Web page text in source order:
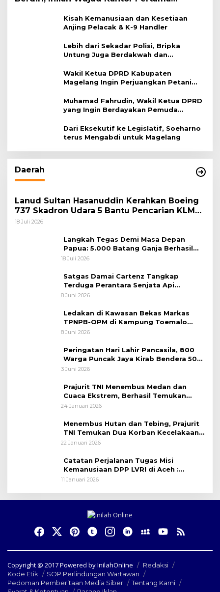
Kisah Kemanusiaan dan Kesetiaan
Anjing Pelacak & K-9 Handler
Lebih dari Sekadar Polisi, Bripka
Untung Juga Berdakwah dan
Wakil Ketua DPRD Kabupaten
Magelang Ingin Perjuangkan Petani
Muhamad Fahrudin, Wakil Ketua DPRD
yang Ingin Berdayakan Pemuda
Dari Eksekutif ke Legislatif, Soeharno
terus Mengabdi untuk Magelang
Daerah
Lanud Sultan Hasanuddin Kerahkan Boeing
737 Skadron Udara 5 Bantu Pencarian KLM
Nurul Salsa di Perairan Selayar
18 Juli 2026
Langkah Tegas Demi Masa Depan
Papua: 5.000 Batang Ganja Berhasil
Diungkap Koops TNI Habema
18 Juli 2026
Satgas Damai Cartenz Tangkap
Terduga Perantara Senjata Api
Jaringan KKB di Sarmi
8 Juni 2026
Ledakan di Kawasan Bekas Markas
TPNPB-OPM di Kampung Toemalo
Tewaskan Satu Warga
8 Juni 2026
Peringatan Hari Lahir Pancasila, 800
Warga Puncak Jaya Kirab Bendera 50
Meter
3 Juni 2026
Prajurit TNI Menembus Medan dan
Cuaca Ekstrem, Berhasil Temukan
Seluruh Korban Pesawat ATR 42-500
24 Januari 2026
Menembus Hutan dan Tebing, Prajurit
TNI Temukan Dua Korban Kecelakaan
Pesawat ATR 42-500 di Gunung
22 Januari 2026
Catatan Perjalanan Tugas Misi
Kemanusiaan DPP LVRI di Aceh :
ZIARAH DI MAKAM SYUHADA LAPAN
11 Januari 2026
Copyright @ 2017 Powered by InilahOnline
Redaksi
Kode Etik
SOP Perlindungan Wartawan
Pedoman Pemberitaan Media Siber
Tentang Kami